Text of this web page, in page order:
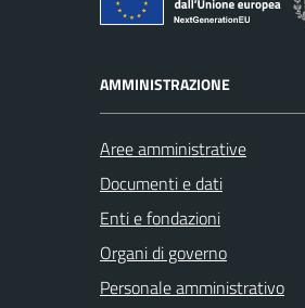
AMMINISTRAZIONE
Aree amministrative
Documenti e dati
Enti e fondazioni
Organi di governo
Personale amministrativo